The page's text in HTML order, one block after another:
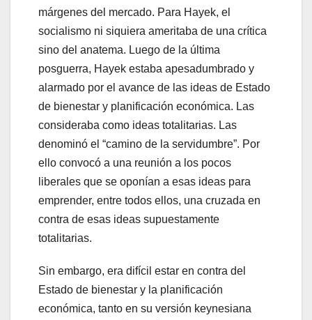
márgenes del mercado. Para Hayek, el
socialismo ni siquiera ameritaba de una crítica
sino del anatema. Luego de la última
posguerra, Hayek estaba apesadumbrado y
alarmado por el avance de las ideas de Estado
de bienestar y planificación económica. Las
consideraba como ideas totalitarias. Las
denominó el “camino de la servidumbre”. Por
ello convocó a una reunión a los pocos
liberales que se oponían a esas ideas para
emprender, entre todos ellos, una cruzada en
contra de esas ideas supuestamente
totalitarias.
Sin embargo, era difícil estar en contra del
Estado de bienestar y la planificación
económica, tanto en su versión keynesiana